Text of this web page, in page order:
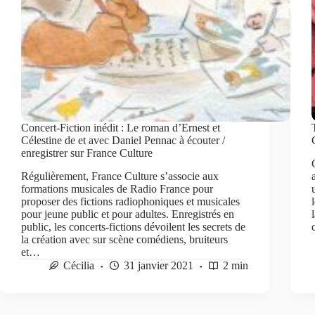
Concert-Fiction inédit : Le roman d’Ernest et
Célestine de et avec Daniel Pennac à écouter /
enregistrer sur France Culture
Régulièrement, France Culture s’associe aux
formations musicales de Radio France pour
proposer des fictions radiophoniques et musicales
pour jeune public et pour adultes. Enregistrés en
public, les concerts-fictions dévoilent les secrets de
la création avec sur scène comédiens, bruiteurs
et…
Cécilia
31 janvier 2021 2 min